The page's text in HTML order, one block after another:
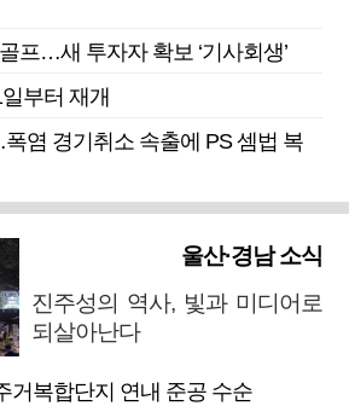
프…새 투자자 확보 ‘기사회생’
부터 재개
염 경기취소 속출에 PS 셈법 복
울산·경남 소식
진주성의 역사, 빛과 미디어로
되살아난다
거복합단지 연내 준공 수순